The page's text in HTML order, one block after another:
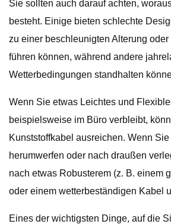
Sie sollten auch darauf achten,
besteht. Einige bieten schlechte
zu einer beschleunigten Alterung oder
führen können, während andere
Wetterbedingungen standhalten
Wenn Sie etwas Leichtes und
beispielsweise im Büro verbleibt,
Kunststoffkabel ausreichen. Wenn
herumwerfen oder nach draußen
nach etwas Robusterem (z. B. einem
oder einem wetterbeständigen Kabel
Eines der wichtigsten Dinge, auf die